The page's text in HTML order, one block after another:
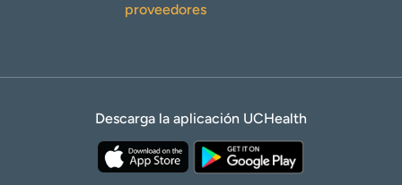
proveedores
Descarga la aplicación UCHealth